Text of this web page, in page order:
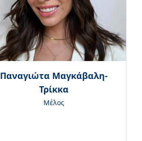
Παναγιώτα Μαγκάβαλη-
Τρίκκα
Μέλος